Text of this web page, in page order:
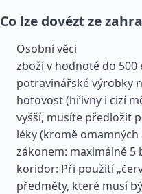
Co lze dovézt ze
Osobní věci
zboží v hodnotě do
potravinářské výrobky
hotovost (hřivny i cizí
vyšší, musíte předložit
léky (kromě
zákonem: maximálně 5
koridor: Při použití
předměty, které musí